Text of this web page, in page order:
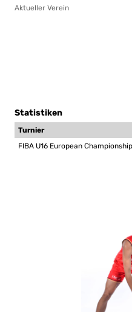
Aktueller Verein
Statistiken
Turnier
FIBA U16 European